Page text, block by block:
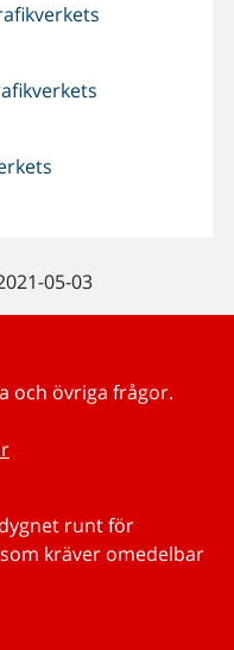
05-03
och övriga frågor.
runt för
kräver omedelbar